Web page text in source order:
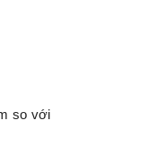
so với